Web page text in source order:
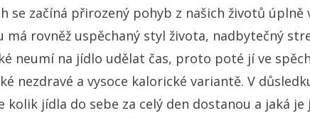
se začíná přirozený pohyb z našich životů úplně
rovněž uspěchaný styl života, nadbytečný
neumí na jídlo udělat čas, proto poté jí ve
nezdravé a vysoce kalorické variantě. V
kolik jídla do sebe za celý den dostanou a jaká